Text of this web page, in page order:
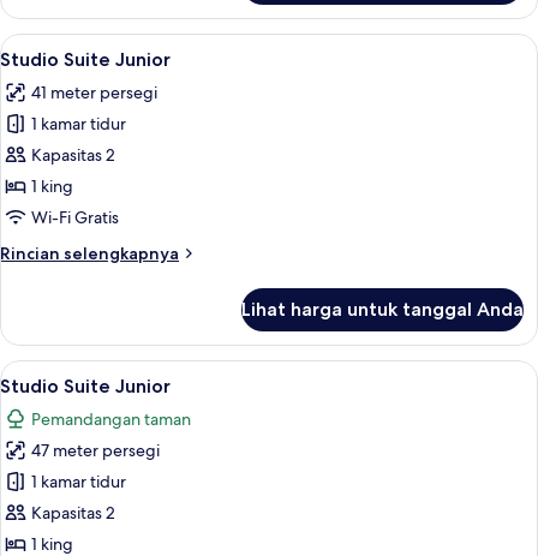
Kamar
Twin
Deluks
Lihat
semua
foto
untuk
Studio
Suite
Junior
Studio Suite Junior | Minibar, meja
4
Studio Suite Junior
41 meter persegi
1 kamar tidur
Kapasitas 2
1 king
Wi-Fi Gratis
Rincian selengkapnya
Rincian
Studio
Suite
Junior
Lihat harga untuk tanggal Anda
Lihat
semua
foto
untuk
Studio
Suite
Junior
Studio Suite Junior | Minibar, meja
5
Studio Suite Junior
Pemandangan taman
47 meter persegi
1 kamar tidur
Kapasitas 2
1 king